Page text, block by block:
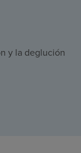
y la deglución